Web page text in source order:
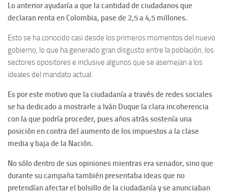
Lo anterior ayudaría a que la cantidad de ciudadanos que
declaran renta en Colombia, pase de 2,5 a 4,5 millones.
Esto se ha conocido casi desde los primeros momentos del nuevo
gobierno, lo que ha generado gran disgusto entre la población, los
sectores opositores e inclusive algunos que se asemejan a los
ideales del mandato actual.
Es por este motivo que la ciudadanía a través de redes sociales
se ha dedicado a mostrarle a Iván Duque la clara incoherencia
con la que podría proceder, pues años atrás sostenía una
posición en contra del aumento de los impuestos a la clase
media y baja de la Nación.
No sólo dentro de sus opiniones mientras era senador, sino que
durante su campaña también presentaba ideas que no
pretendían afectar el bolsillo de la ciudadanía y se anunciaban